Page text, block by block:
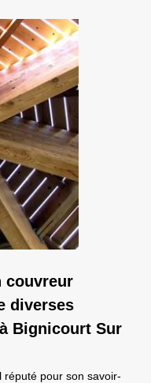
couvreur
diverses
Bignicourt Sur
pour son savoir-